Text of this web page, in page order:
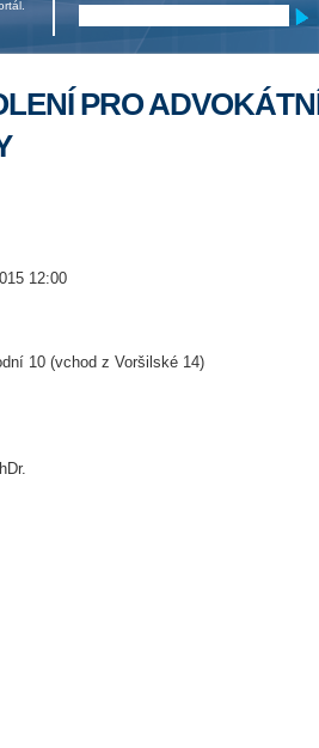
PRO
12:00
10 (vchod z Voršilské 14)